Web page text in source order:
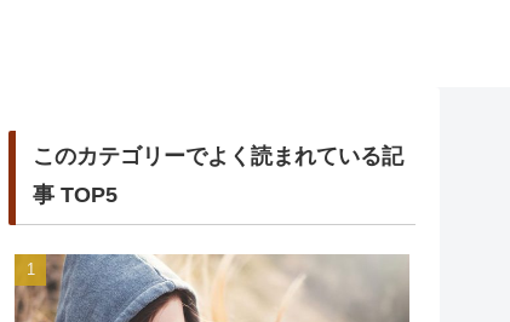
このカテゴリーでよく読まれている記
事 TOP5